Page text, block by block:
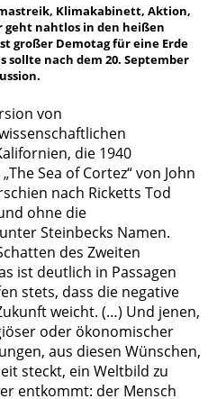
Klimakabinett, Aktion,
geht nahtlos in den heißen
großer Demotag für eine Erde
sollte nach dem 20. September
von
die 1940
Sea of Cortez“ von John
nach Ricketts Tod
ohne die
Steinbecks Namen.
des Zweiten
ist deutlich in Passagen
stets, dass die negative
weicht. (…) Und jenen,
oder ökonomischer
aus diesen Wünschen,
steckt, ein Weltbild zu
entkommt: der Mensch